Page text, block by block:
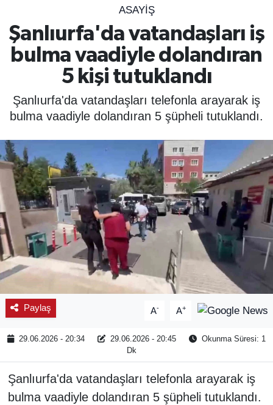
ASAYIŞ
Şanlıurfa'da vatandaşları iş
bulma vaadiyle dolandıran
5 kişi tutuklandı
Şanlıurfa'da vatandaşları telefonla arayarak iş
bulma vaadiyle dolandıran 5 şüpheli tutuklandı.
Paylaş A- A+
29.06.2026 - 20:34 29.06.2026 - 20:45
Okunma Süresi: 1
Dk
Şanlıurfa'da vatandaşları telefonla arayarak iş
bulma vaadiyle dolandıran 5 şüpheli tutuklandı.
ÇEVRE
YAŞAM
BİLİM - TEKNOLOJİ
KÜLTÜR SANAT
MAGAZİN